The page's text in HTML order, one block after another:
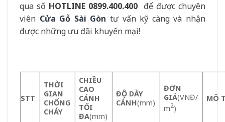
qua số HOTLINE 0899.400.400 để được chuyên
viên Cửa Gỗ Sài Gòn tư vấn kỹ càng và nhận
được những ưu đãi khuyến mại!
STT
THỜI
GIAN
CHỐNG
CHÁY
CHIỀU
CAO
CÁNH
TỐI
ĐA(mm)
ĐỘ DÀY
CÁNH(mm)
ĐƠN
GIÁ(VNĐ/
m2)
MÔ